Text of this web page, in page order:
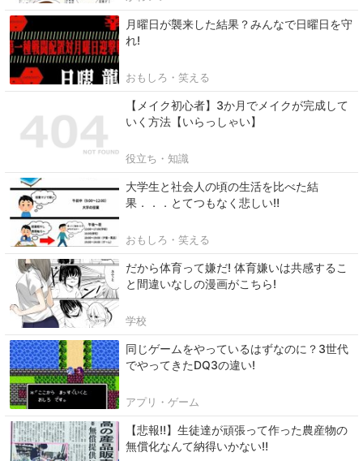
月曜日が襲来した結果？みんなで日曜日を守
れ!
おもしろ・笑える
【メイク初心者】3か月でメイクが完成して
いく方法【いらっしゃい】
役立ち・知識
大学生と社会人の頃の生活を比べた結
果．．．とてつもなく悲しい‼
おもしろ・笑える
だから体育って嫌だ! 体育嫌いは共感するこ
と間違いなしの漫画がこちら!
学校
同じゲームをやっているはずなのに？3世代
でやってきたDQ3の違い!
アプリ・ゲーム
【悲報‼】生徒達が頑張って作った農産物の
無償化なんて納得いかない‼